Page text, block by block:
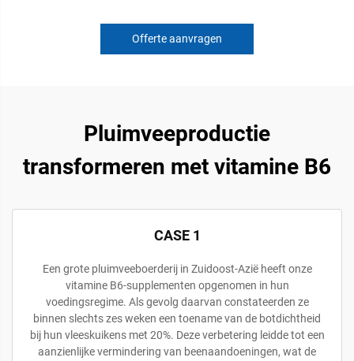
Offerte aanvragen
Pluimveeproductie
transformeren met vitamine B6
CASE 1
Een grote pluimveeboerderij in Zuidoost-Azië heeft onze
vitamine B6-supplementen opgenomen in hun
voedingsregime. Als gevolg daarvan constateerden ze
binnen slechts zes weken een toename van de botdichtheid
bij hun vleeskuikens met 20%. Deze verbetering leidde tot een
aanzienlijke vermindering van beenaandoeningen, wat de